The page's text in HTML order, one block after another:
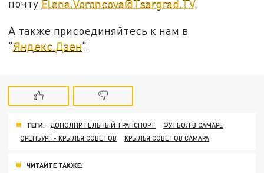
почту Elena.Voroncova@Tsargrad.TV.
А также присоединяйтесь к нам в
"Яндекс.Дзен".
ТЕГИ: ДОПОЛНИТЕЛЬНЫЙ ТРАНСПОРТ
ФУТБОЛ В САМАРЕ
ОРЕНБУРГ - КРЫЛЬЯ СОВЕТОВ
КРЫЛЬЯ СОВЕТОВ САМАРА
ЧИТАЙТЕ ТАКЖЕ: